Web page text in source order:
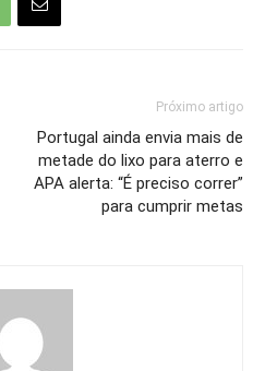
Próximo artigo
Portugal ainda envia mais de
metade do lixo para aterro e
APA alerta: “É preciso correr”
para cumprir metas